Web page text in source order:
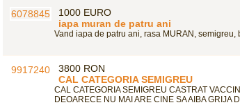
1000 EURO
iapa muran de patru ani
Vand iapa de patru ani, rasa MURAN, semigreu,
3800 RON
CAL CATEGORIA SEMIGREU
CAL CATEGORIA SEMIGREU CASTRAT
DEOARECE NU MAI ARE CINE SA AIBA GRIJA